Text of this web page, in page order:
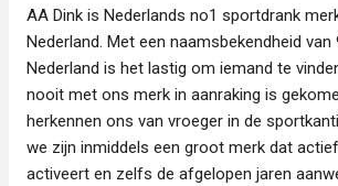
AA Dink is Nederlands no1 sportdrank
Nederland. Met een naamsbekendheid van
Nederland is het lastig om iemand te
nooit met ons merk in aanraking is
herkennen ons van vroeger in de
we zijn inmiddels een groot merk dat actief
activeert en zelfs de afgelopen jaren